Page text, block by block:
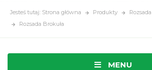
Jesteś tutaj: Strona główna Produkty
Rozsada Brokuła
MENU